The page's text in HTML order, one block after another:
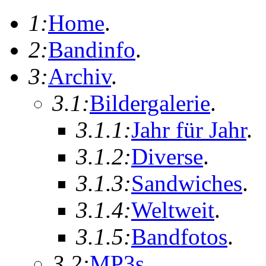
1:Home.
2:Bandinfo.
3:Archiv.
3.1:Bildergalerie.
3.1.1:Jahr für Jahr.
3.1.2:Diverse.
3.1.3:Sandwiches.
3.1.4:Weltweit.
3.1.5:Bandfotos.